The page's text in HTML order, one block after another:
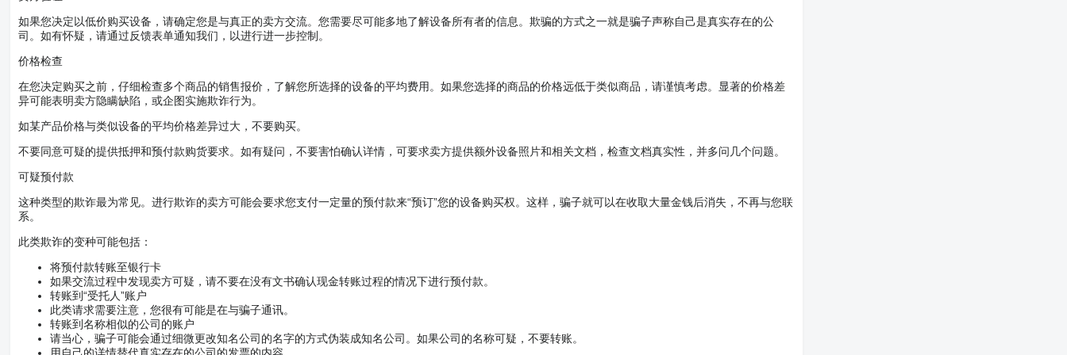
如果您决定以低价购买设备，请确定您是与真正的卖方交流。您需要尽可能多地了解设备所有者的信息。欺骗的方式之一就是骗子声称自己是真实存在的公
司。如有怀疑，请通过反馈表单通知我们，以进行进一步控制。
价格检查
在您决定购买之前，仔细检查多个商品的销售报价，了解您所选择的设备的平均费用。如果您选择的商品的价格远低于类似商品，请谨慎考虑。显著的价格差
异可能表明卖方隐瞒缺陷，或企图实施欺诈行为。
如某产品价格与类似设备的平均价格差异过大，不要购买。
不要同意可疑的提供抵押和预付款购货要求。如有疑问，不要害怕确认详情，可要求卖方提供额外设备照片和相关文档，检查文档真实性，并多问几个问题。
可疑预付款
这种类型的欺诈最为常见。进行欺诈的卖方可能会要求您支付一定量的预付款来“预订”您的设备购买权。这样，骗子就可以在收取大量金钱后消失，不再与您联
系。
此类欺诈的变种可能包括：
将预付款转账至银行卡
如果交流过程中发现卖方可疑，请不要在没有文书确认现金转账过程的情况下进行预付款。
转账到“受托人”账户
此类请求需要注意，您很有可能是在与骗子通讯。
转账到名称相似的公司的账户
请当心，骗子可能会通过细微更改知名公司的名字的方式伪装成知名公司。如果公司的名称可疑，不要转账。
用自己的详情替代真实存在的公司的发票的内容